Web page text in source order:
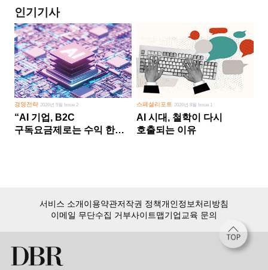
인기기사
경영전략 2026년 5월 Issue 2
“AI 기업, B2C
구독요금제로는 수익 한계
스페셜리포트 2026년 8월 Issue 1
AI 시대, 철학이 다시
호출되는 이유
서비스 소개이용약관저작권 정책개인정보처리방침
이메일 무단수집 거부사이트맵기업교육 문의